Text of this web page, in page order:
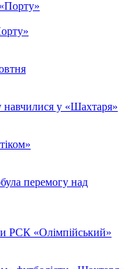
навчилися у «Шахтаря»
перемогу над
РСК «Олімпійський»